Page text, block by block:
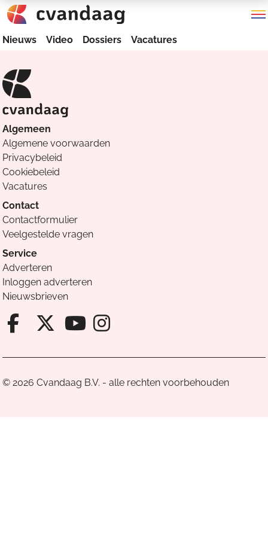
Nieuws Video Dossiers Vacatures
Algemeen
Algemene voorwaarden
Privacybeleid
Cookiebeleid
Vacatures
Contact
Contactformulier
Veelgestelde vragen
Service
Adverteren
Inloggen adverteren
Nieuwsbrieven
Facebook van Cvandaag
X van Cvandaag
Instagram van
© 2026 Cvandaag B.V. - alle rechten voorbehouden